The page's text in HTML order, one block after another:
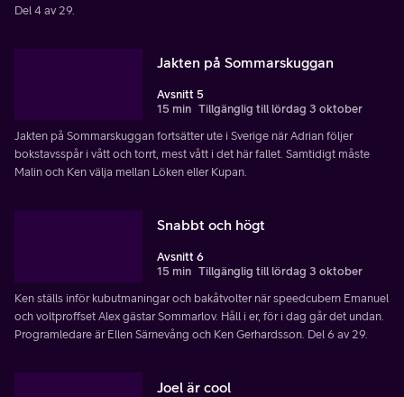
Del 4 av 29.
Jakten på Sommarskuggan
Avsnitt 5
15 min Tillgänglig till lördag 3 oktober
Jakten på Sommarskuggan fortsätter ute i Sverige när Adrian följer
bokstavsspår i vått och torrt, mest vått i det här fallet. Samtidigt måste
Malin och Ken välja mellan Löken eller Kupan.
Snabbt och högt
Avsnitt 6
15 min Tillgänglig till lördag 3 oktober
Ken ställs inför kubutmaningar och bakåtvolter när speedcubern Emanuel
och voltproffset Alex gästar Sommarlov. Håll i er, för i dag går det undan.
Programledare är Ellen Särnevång och Ken Gerhardsson. Del 6 av 29.
Joel är cool